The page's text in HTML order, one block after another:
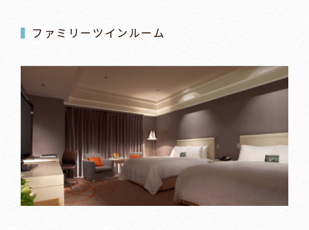
ファミリーツインルーム